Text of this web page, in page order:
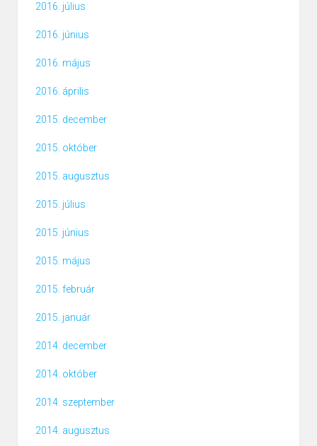
2016. július
2016. június
2016. május
2016. április
2015. december
2015. október
2015. augusztus
2015. július
2015. június
2015. május
2015. február
2015. január
2014. december
2014. október
2014. szeptember
2014. augusztus